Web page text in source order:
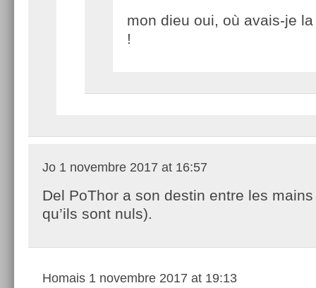
mon dieu oui, où avais-je
!
Jo 1 novembre 2017 at 16:57
Del PoThor a son destin entre les
qu’ils sont nuls).
Homais 1 novembre 2017 at 19:13